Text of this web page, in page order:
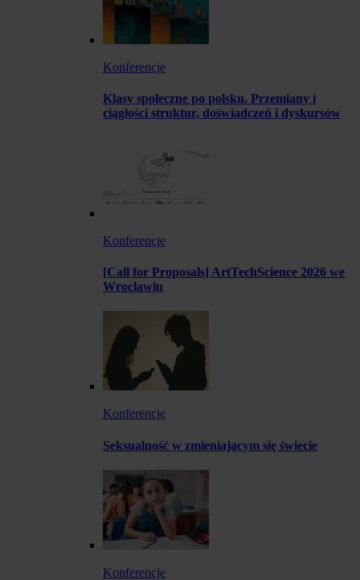
Konferencje
Klasy społeczne po polsku. Przemiany i
ciągłości struktur, doświadczeń i dyskursów
Konferencje
[Call for Proposals] ArtTechScience 2026 we
Wrocławiu
Konferencje
Seksualność w zmieniającym się świecie
Konferencje